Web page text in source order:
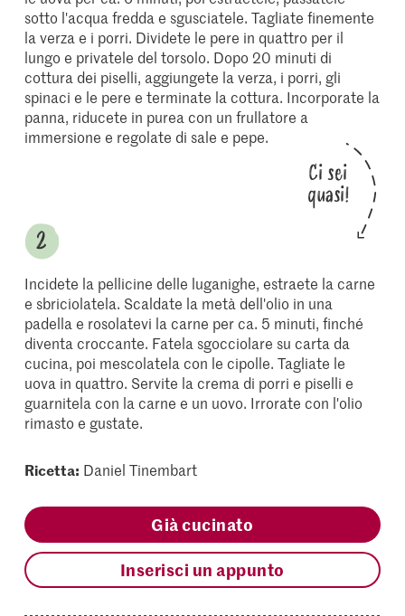
sotto l'acqua fredda e sgusciatele. Tagliate finemente
la verza e i porri. Dividete le pere in quattro per il
lungo e privatele del torsolo. Dopo 20 minuti di
cottura dei piselli, aggiungete la verza, i porri, gli
spinaci e le pere e terminate la cottura. Incorporate la
panna, riducete in purea con un frullatore a
immersione e regolate di sale e pepe.
Ci sei
quasi!
Incidete la pellicine delle luganighe, estraete la carne
e sbriciolatela. Scaldate la metà dell'olio in una
padella e rosolatevi la carne per ca. 5 minuti, finché
diventa croccante. Fatela sgocciolare su carta da
cucina, poi mescolatela con le cipolle. Tagliate le
uova in quattro. Servite la crema di porri e piselli e
guarnitela con la carne e un uovo. Irrorate con l'olio
rimasto e gustate.
Ricetta: Daniel Tinembart
Già cucinato
Inserisci un appunto